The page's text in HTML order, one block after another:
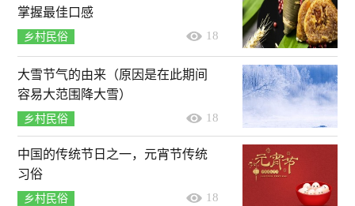
掌握最佳口感
乡村民俗 18
大雪节气的由来（原因是在此期间
容易大范围降大雪）
乡村民俗 18
中国的传统节日之一，元宵节传统
习俗
乡村民俗 18